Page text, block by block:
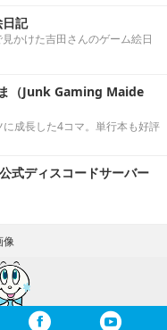
記
かけた吉田さんのゲーム絵日
ま（Junk Gaming Maide
成長した4コマ。単行本も好評
式ディスコードサーバー
像